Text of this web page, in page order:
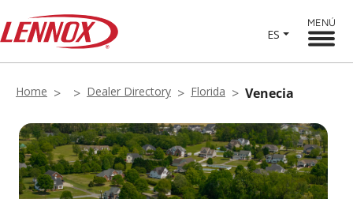
ES
MENÚ
Home Dealer Directory Florida Venecia